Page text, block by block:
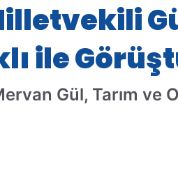
ile
Gül, Tarım ve